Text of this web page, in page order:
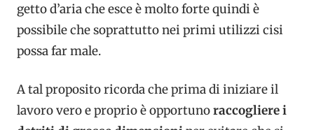
getto d’aria che esce è molto forte quindi è
possibile che soprattutto nei primi utilizzi cisi
possa far male.
A tal proposito ricorda che prima di iniziare il
lavoro vero e proprio è opportunoraccogliere i